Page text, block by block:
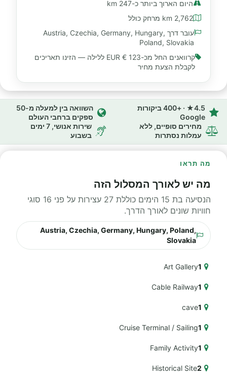
היום הארוך ביותר כ-247 km
2,762 km מרחק כולל
עובר דרך Austria, Czechia, Germany, Hungary,
Poland, Slovakia
קרוואנים החל מכ-123 € EUR
ללילה — הזינו תאריכים
לקבלת הצעת מחיר
4.5★ · +400 ביקורות
Google
השוואה בין למעלה מ-50
ספקים ברחבי העולם
מחירים סופיים, ללא
עמלות נסתרות
שירות אנושי, 7 ימים
בשבוע
מה תראו
מה יש לאורך המסלול הזה
הנסיעה בת 15 הימים כוללת 27 עצירות על פני 16 סוגי
חוויות שונים לאורך הדרך.
Austria, Czechia, Germany, Hungary, Poland,
Slovakia
1
Art Gallery
1
Cable Railway
1
cave
1
Cruise Terminal / Sailing
1
Family Activity
2
Historical Site